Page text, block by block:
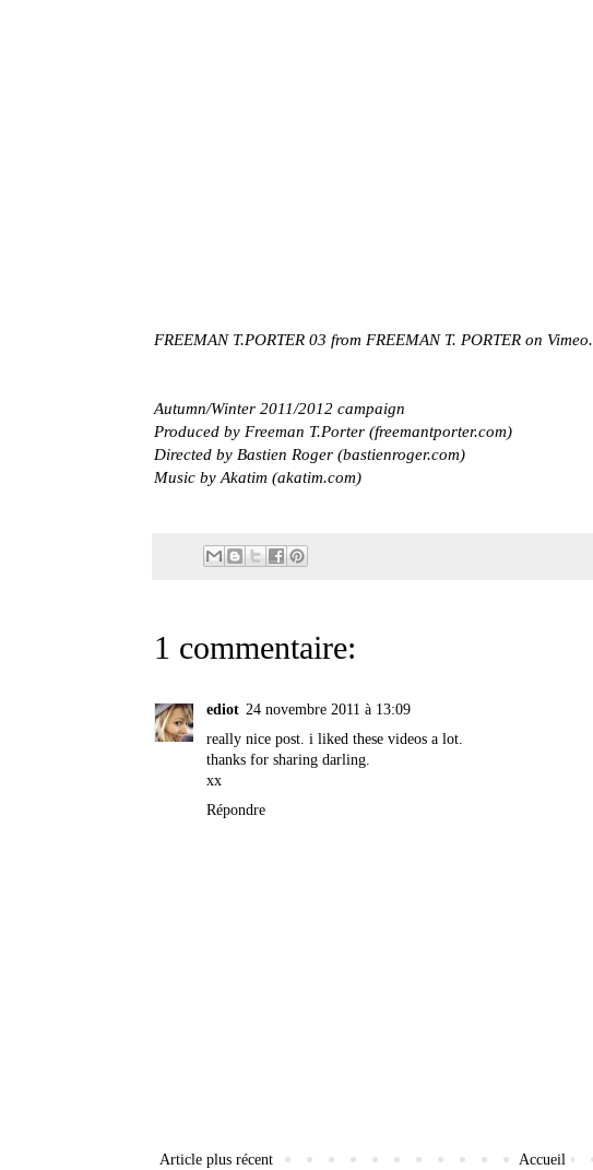
FREEMAN T.PORTER 03 from FREEMAN T. PORTER on Vimeo.
Autumn/Winter 2011/2012 campaign
Produced by Freeman T.Porter (freemantporter.com)
Directed by Bastien Roger (bastienroger.com)
Music by Akatim (akatim.com)
1 commentaire:
ediot 24 novembre 2011 à 13:09
really nice post. i liked these videos a lot.
thanks for sharing darling.
xx
Répondre
Article plus récent Accueil